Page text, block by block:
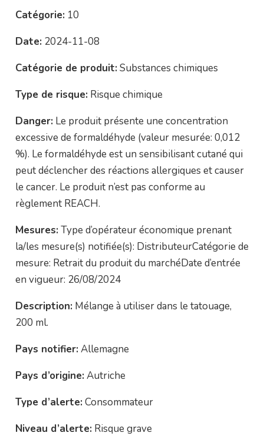
Catégorie: 10
Date: 2024-11-08
Catégorie de produit: Substances chimiques
Type de risque: Risque chimique
Danger: Le produit présente une concentration
excessive de formaldéhyde (valeur mesurée: 0,012
%). Le formaldéhyde est un sensibilisant cutané qui
peut déclencher des réactions allergiques et causer
le cancer. Le produit n’est pas conforme au
règlement REACH.
Mesures: Type d’opérateur économique prenant
la/les mesure(s) notifiée(s): DistributeurCatégorie de
mesure: Retrait du produit du marchéDate d’entrée
en vigueur: 26/08/2024
Description: Mélange à utiliser dans le tatouage,
200 ml.
Pays notifier: Allemagne
Pays d’origine: Autriche
Type d’alerte: Consommateur
Niveau d’alerte: Risque grave